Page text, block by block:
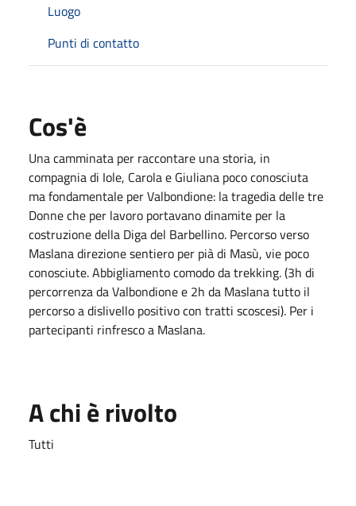
Luogo
Punti di contatto
Cos'è
Una camminata per raccontare una storia, in
compagnia di Iole, Carola e Giuliana poco conosciuta
ma fondamentale per Valbondione: la tragedia delle tre
Donne che per lavoro portavano dinamite per la
costruzione della Diga del Barbellino. Percorso verso
Maslana direzione sentiero per pià di Masù, vie poco
conosciute. Abbigliamento comodo da trekking. (3h di
percorrenza da Valbondione e 2h da Maslana tutto il
percorso a dislivello positivo con tratti scoscesi). Per i
partecipanti rinfresco a Maslana.
A chi è rivolto
Tutti